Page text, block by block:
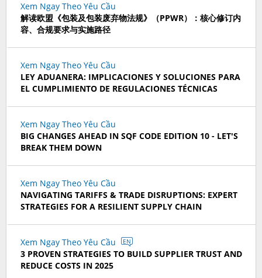
Xem Ngay Theo Yêu Cầu
解读欧盟《包装及包装废弃物法规》（PPWR）：核心修订内
容、合规要求与实施路径
Xem Ngay Theo Yêu Cầu
LEY ADUANERA: IMPLICACIONES Y SOLUCIONES PARA
EL CUMPLIMIENTO DE REGULACIONES TÉCNICAS
Xem Ngay Theo Yêu Cầu
BIG CHANGES AHEAD IN SQF CODE EDITION 10 - LET'S
BREAK THEM DOWN
Xem Ngay Theo Yêu Cầu
NAVIGATING TARIFFS & TRADE DISRUPTIONS: EXPERT
STRATEGIES FOR A RESILIENT SUPPLY CHAIN
Xem Ngay Theo Yêu Cầu EN
3 PROVEN STRATEGIES TO BUILD SUPPLIER TRUST AND
REDUCE COSTS IN 2025